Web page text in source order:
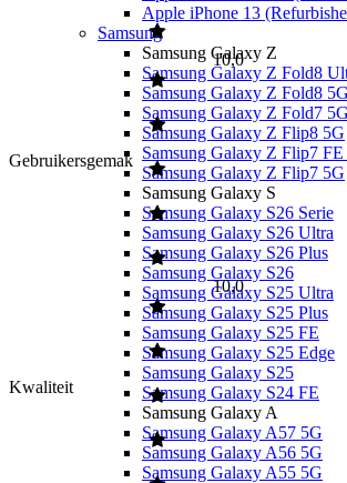
Apple iPhone 13
Samsung
Samsung Galaxy Z
Samsung Galaxy Z Fold8
Samsung Galaxy Z Fold8 5G
Samsung Galaxy Z Fold7 5G
Samsung Galaxy Z Flip8 5G
Samsung Galaxy Z Flip7 FE
Samsung Galaxy Z Flip7 5G
Samsung Galaxy S
Samsung Galaxy S26 Serie
Samsung Galaxy S26 Ultra
Samsung Galaxy S26 Plus
Samsung Galaxy S26
Samsung Galaxy S25 Ultra
Samsung Galaxy S25 Plus
Samsung Galaxy S25 FE
Samsung Galaxy S25 Edge
Samsung Galaxy S25
Samsung Galaxy S24 FE
Samsung Galaxy A
Samsung Galaxy A57 5G
Samsung Galaxy A56 5G
Samsung Galaxy A55 5G
Gebruikersgemak
10,0
Kwaliteit
10,0